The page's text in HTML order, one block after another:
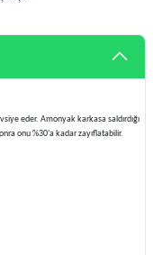
eder. Amonyak karkasa saldırdığı
onu %30'a kadar zayıflatabilir.